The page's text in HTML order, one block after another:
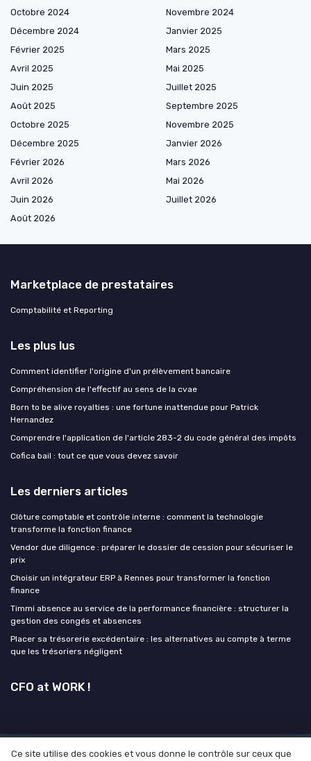
Octobre 2024
Novembre 2024
Décembre 2024
Janvier 2025
Février 2025
Mars 2025
Avril 2025
Mai 2025
Juin 2025
Juillet 2025
Août 2025
Septembre 2025
Octobre 2025
Novembre 2025
Décembre 2025
Janvier 2026
Février 2026
Mars 2026
Avril 2026
Mai 2026
Juin 2026
Juillet 2026
Août 2026
Marketplace de prestataires
Comptabilité et Reporting
Les plus lus
Comment identifier l'origine d'un prélèvement bancaire
Compréhension de l'effectif au sens de la cvae
Born to be alive royalties : une fortune inattendue pour Patrick
Hernandez
Comprendre l'application de l'article 283-2 du code général des impôts
Cofica bail : tout ce que vous devez savoir
Les derniers articles
Clôture comptable et contrôle interne : comment la technologie
transforme la fonction finance
Vendor due diligence : préparer le dossier de cession pour sécuriser le
prix
Choisir un intégrateur ERP à Rennes pour transformer la fonction
finance
Timmi absence au service de la performance financière : structurer la
gestion des congés et absences
Placer sa trésorerie excédentaire : les alternatives au compte à terme
que les trésoriers négligent
CFO at WORK !
Mentions légales Politique de confidentialité Grande
Ce site utilise des cookies et vous donne le contrôle sur ceux que